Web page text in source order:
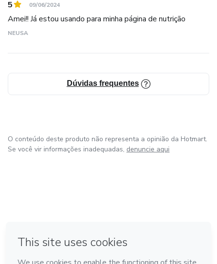
5 09/06/2024
Amei!! Já estou usando para minha página de nutrição
NEUSA
Dúvidas frequentes
O conteúdo deste produto não representa a opinião da Hotmart.
Se você vir informações inadequadas, denuncie aqui
Feito com ❤ em Bogotá